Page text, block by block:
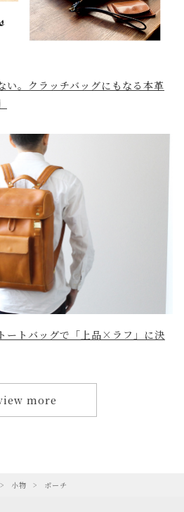
い。クラッチバッグにもなる本革
ートバッグで「上品×ラフ」に決
more
小物 ポーチ